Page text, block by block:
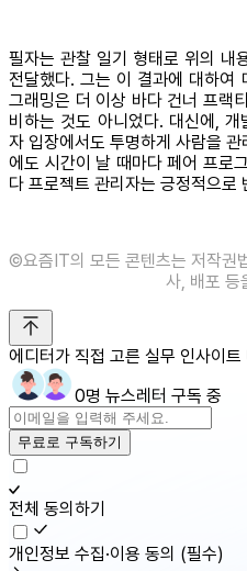
필자는 관찰 일기 형태로 위의 내
전달했다. 그는 이 결과에 대하여
그래밍은 더 이상 바다 건너 프랙
비하는 것도 아니었다. 대신에, 개
자 입장에서도 투명하게 사람을
에도 시간이 날 때마다 페어 프로
다 프로젝트 관리자는 긍정적으로
©️요즘IT의 모든 콘텐츠는 저작권
사, 배포 등
에디터가 직접 고른 실무 인사이
0명 뉴스레터 구독 중
무료로 구독하기
전체 동의하기
개인정보 수집·이용 동의 (필수)